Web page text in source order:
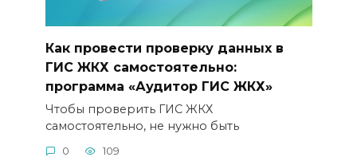
Как провести проверку данных в
ГИС ЖКХ самостоятельно:
программа «Аудитор ГИС ЖКХ»
Чтобы проверить ГИС ЖКХ
самостоятельно, не нужно быть
0 109